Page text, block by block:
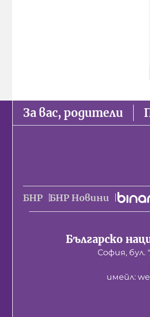
За вас, родители
БНР БНР Новини
Българско
София, бул.
имейл: